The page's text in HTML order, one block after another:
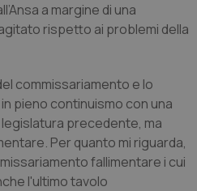
a margine di una
rispetto ai problemi della
commissariamento e lo
pieno continuismo con una
precedente, ma
Per quanto mi riguarda,
fallimentare i cui
l'ultimo tavolo